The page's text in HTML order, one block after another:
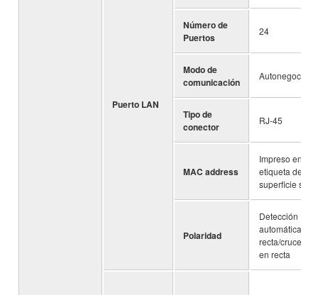
Puerto LAN
Número de
Puertos
24
Modo de
comunicación
Tipo de
conector
RJ-45
MAC address
Impreso en la
etiqueta de la
superficie
Polaridad
Detección
automática de
recta/cruce, o
en recta